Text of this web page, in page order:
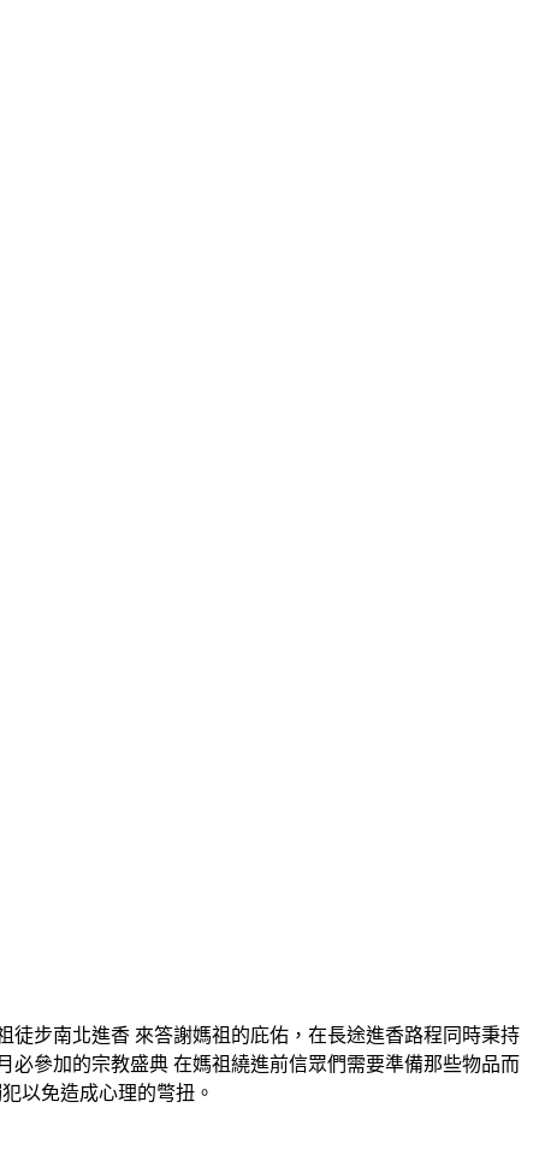
步南北進香 來答謝媽祖的庇佑，在長途進香路程同時秉持
參加的宗教盛典 在媽祖繞進前信眾們需要準備那些物品而
以免造成心理的彆扭。